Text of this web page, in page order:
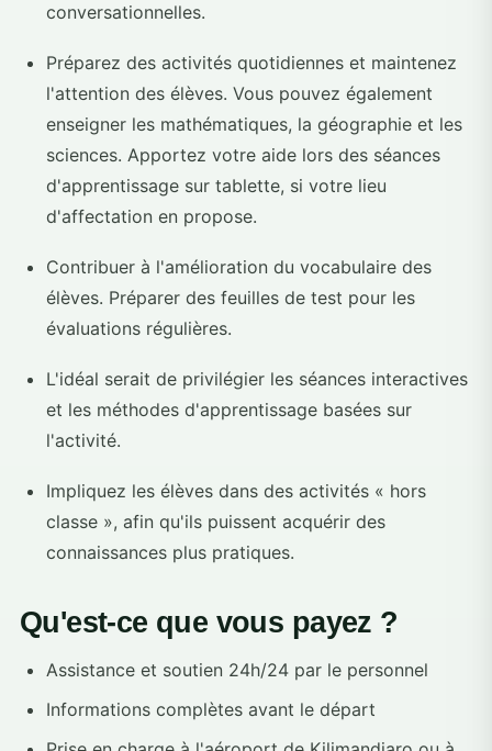
conversationnelles.
Préparez des activités quotidiennes et maintenez
l'attention des élèves. Vous pouvez également
enseigner les mathématiques, la géographie et les
sciences. Apportez votre aide lors des séances
d'apprentissage sur tablette, si votre lieu
d'affectation en propose.
Contribuer à l'amélioration du vocabulaire des
élèves. Préparer des feuilles de test pour les
évaluations régulières.
L'idéal serait de privilégier les séances interactives
et les méthodes d'apprentissage basées sur
l'activité.
Impliquez les élèves dans des activités « hors
classe », afin qu'ils puissent acquérir des
connaissances plus pratiques.
Qu'est-ce que vous payez ?
Assistance et soutien 24h/24 par le personnel
Informations complètes avant le départ